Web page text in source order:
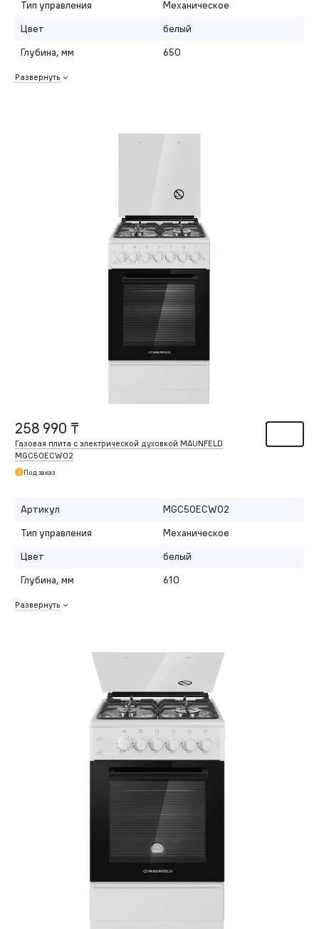
Тип управления
Механическое
Цвет
белый
Глубина, мм
650
Развернуть
258 990 ₸
Газовая плита с электрической духовкой MAUNFELD
MGC50ECW02
Под заказ
Артикул
MGC50ECW02
Тип управления
Механическое
Цвет
белый
Глубина, мм
610
Развернуть